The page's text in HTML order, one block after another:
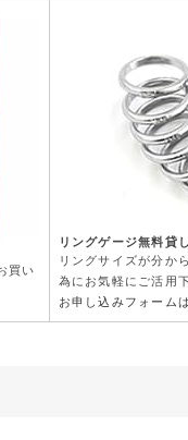
買い
リングゲージ無料貸
リングサイズが分か
為にお気軽にご活用
お申し込みフォーム